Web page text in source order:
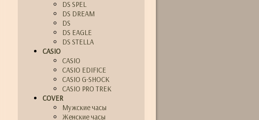
DS SPEL
DS DREAM
DS
DS EAGLE
DS STELLA
CASIO
CASIO
CASIO EDIFICE
CASIO G-SHOCK
CASIO PRO TREK
COVER
Мужские часы
Женские часы